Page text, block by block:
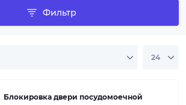
Фильтр
Блокировка двери посудомоечной